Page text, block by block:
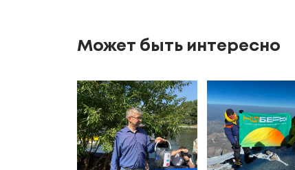
Может быть интересно